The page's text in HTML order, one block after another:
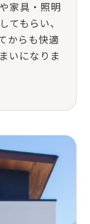
家具・照明
てもらい、
からも快適
いになりま